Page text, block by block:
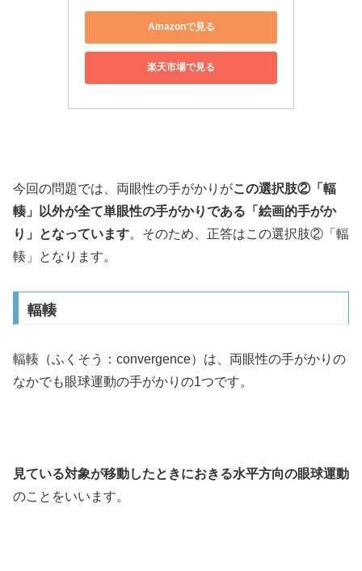
Amazonで見る
楽天市場で見る
今回の問題では、両眼性の手がかりがこの選択肢②「輻
輳」以外が全て単眼性の手がかりである「絵画的手がか
り」となっています。そのため、正答はこの選択肢②「輻
輳」となります。
輻輳
輻輳（ふくそう：convergence）は、両眼性の手がかりの
なかでも眼球運動の手がかりの1つです。
見ている対象が移動したときにおきる水平方向の眼球運動
のことをいいます。